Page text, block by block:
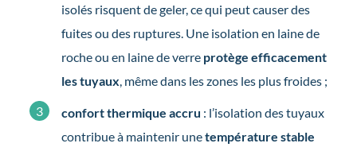
isolés risquent de geler, ce qui peut causer des
fuites ou des ruptures. Une isolation en laine de
roche ou en laine de verreprotège efficacement
les tuyaux, même dans les zones les plus froides ;
confort thermique accru : l’isolation des tuyaux
contribue à maintenir unetempérature stable